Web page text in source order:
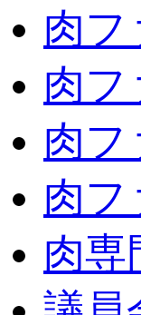
肉フ
肉フ
肉フ
肉フ
肉専